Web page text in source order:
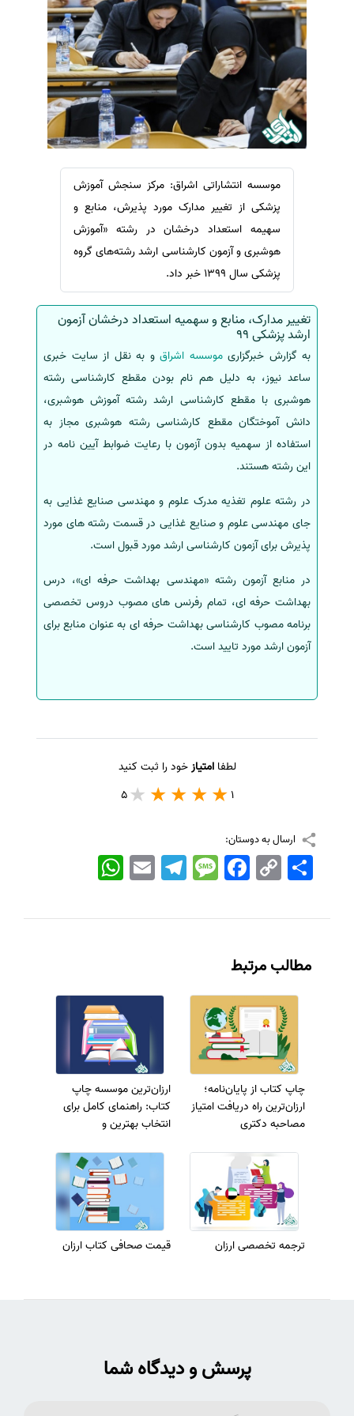
ترجمه عربی به فارسی
مشاهده همه زبان ها
سفارش ویرایش
سفارش پارافریز
سفارش فرمت‌بندی
سفارش کاهش کمیت
سفارش معرفی مجله
سفارش معرفی مقاله
سفارش معرفی کتاب
سفارش چکیده مبسوط
سفارش ترجمه مولتی‌مدیا
سفارش گویندگی
سفارش تولید محتوا
سفارش ترجمه همزمان
سفارش چکیده گرافیکی
سفارش تهیه کاورلتر
سفارش انگیزه‌نامه‌SOP
موسسه انتشاراتی اشراق: مرکز سنجش آموزش
پزشکی از تغییر مدارک مورد پذیرش، منابع و
سھیمه استعداد درخشان در رشته «آموزش
هوشبری و آزمون کارشناسی ارشد رشته‌ھای گروه
پزشکی سال 1399 خبر داد.
تغییر مدارک، منابع و سهمیه استعداد درخشان آزمون
ارشد پزشکی 99
به گزارش خبرگزاریموسسه اشراق و به نقل از سایت خبری
ساعد نیوز، به دلیل ھم نام بودن مقطع کارشناسی رشته
ھوشبری با مقطع کارشناسی ارشد رشته آموزش هوشبری،
دانش آموختگان مقطع کارشناسی رشته ھوشبری مجاز به
استفاده از سھمیه بدون آزمون با رعایت ضوابط آیین نامه در
این رشته هستند.
در رشته علوم تغذیه مدرک علوم و مھندسی صنایع غذایی به
جای مھندسی علوم و صنایع غذایی در قسمت رشته ھای مورد
پذیرش برای آزمون کارشناسی ارشد مورد قبول است.
در منابع آزمون رشته «مهندسی بهداشت حرفه ای»، درس
بهداشت حرفه ای، تمام رفرنس های مصوب دروس تخصصی
برنامه مصوب کارشناسی بهداشت حرفه ای به عنوان منابع برای
آزمون ارشد مورد تایید است.
لطفاامتیازخود را ثبت کنید
1
5
ارسال به دوستان:
WhatsApp EmailTelegramMessageFacebook Copy
Link
اشتراک
مطالب مرتبط
چاپ کتاب از پایان‌نامه؛
ارزان‌ترین راه دریافت امتیاز
مصاحبه دکتری
ارزان‌ترین موسسه چاپ
کتاب: راهنمای کامل برای
انتخاب بهترین و
ترجمه تخصصی ارزان قیمت صحافی کتاب ارزان
پرسش و دیدگاه شما